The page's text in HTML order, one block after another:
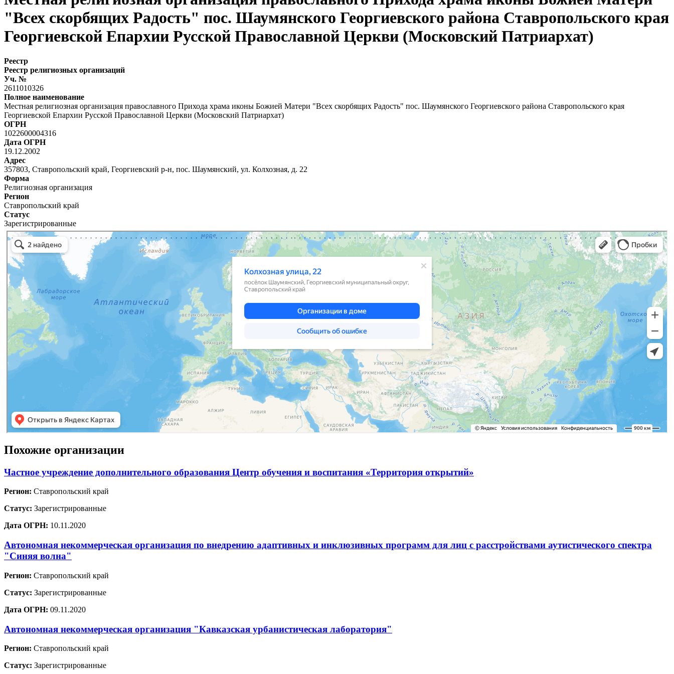
"Всех скорбящих Радость" пос. Шаумянского Георгиевского района Ставропольского края
Георгиевской Епархии Русской Православной Церкви (Московский Патриархат)
Реестр
Реестр религиозных организаций
Уч. №
2611010326
Полное наименование
Местная религиозная организация православного Прихода храма иконы Божией Матери "Всех скорбящих Радость" пос. Шаумянского Георгиевского района Ставропольского края
Георгиевской Епархии Русской Православной Церкви (Московский Патриархат)
ОГРН
1022600004316
Дата ОГРН
19.12.2002
Адрес
357803, Ставропольский край, Георгиевский р-н, пос. Шаумянский, ул. Колхозная, д. 22
Форма
Религиозная организация
Регион
Ставропольский край
Статус
Зарегистрированные
Похожие организации
Частное учреждение дополнительного образования Центр обучения и воспитания «Территория открытий»
Регион: Ставропольский край
Статус: Зарегистрированные
Дата ОГРН: 10.11.2020
Автономная некоммерческая организация по внедрению адаптивных и инклюзивных программ для лиц с расстройствами аутистического спектра
"Синяя волна"
Регион: Ставропольский край
Статус: Зарегистрированные
Дата ОГРН: 09.11.2020
Автономная некоммерческая организация "Кавказская урбанистическая лаборатория"
Регион: Ставропольский край
Статус: Зарегистрированные